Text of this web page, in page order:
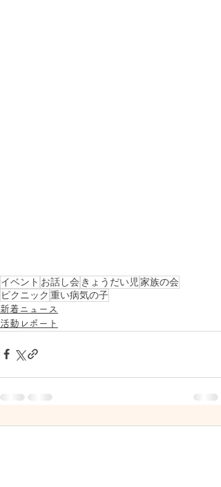
イベント お話し会 きょうだい児家族の会
ピクニック 重い病気の子
新着ニュース
活動レポート